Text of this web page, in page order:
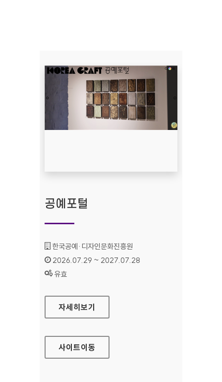
공예포털
기관명 :
한국공예·디자인문화진흥원
인증기간 :
2026.07.29 ~ 2027.07.28
상태 :
유효
공예포털
자세히보기
사이트이동